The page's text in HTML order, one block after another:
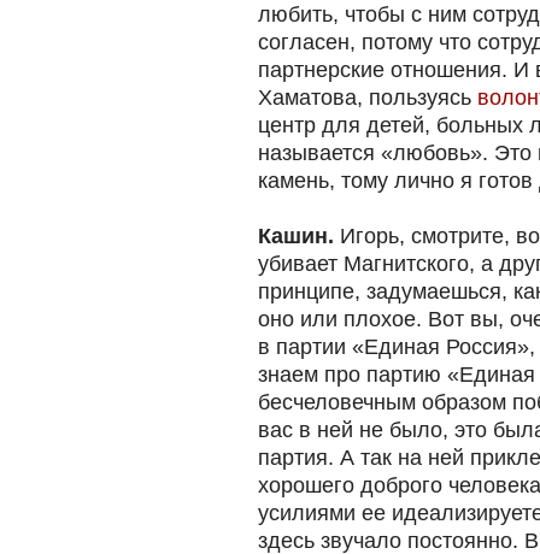
любить, чтобы с ним
согласен, потому что
партнерские отношения. И
Хаматова, пользуясь
центр для детей, больных
называется «любовь». Это
камень, тому лично я
Кашин. Игорь, смотрите,
убивает Магнитского, а
принципе, задумаешься,
оно или плохое. Вот вы,
в партии «Единая
знаем про партию
бесчеловечным образом
вас в ней не было, это
партия. А так на ней
хорошего доброго
усилиями ее
здесь звучало постоянно.